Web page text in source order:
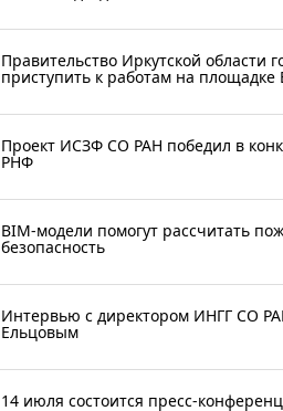
Правительство Иркутской области
приступить к работам на
Проект ИСЗФ СО РАН победил в
РНФ
BIM-модели помогут рассчитать
безопасность
Интервью с директором ИНГГ СО
Ельцовым
14 июля состоится пресс-